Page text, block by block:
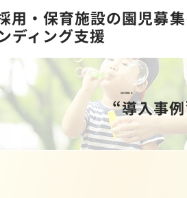
用・保育施設の園児募
ディング支援
WORKS
“導入事